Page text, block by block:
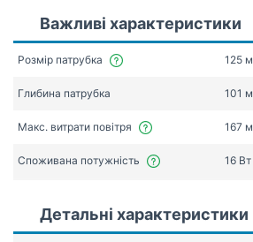
Важливі характеристики
Розмір патрубка 125
Глибина патрубка 101
Макс. витрати повітря 167
Споживана потужність 16 Вт
Детальні характеристики